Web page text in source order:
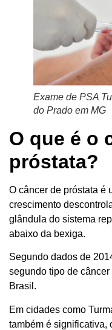
Exame de PSA
do Prado em MG
O que é o
próstata?
O câncer de próstata é
crescimento
glândula do sistema
abaixo da bexiga.
Segundo dados de
segundo tipo de
Brasil.
Em cidades como
também é significativa,